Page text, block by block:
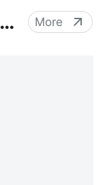
Reklam Anabilim Dalı More